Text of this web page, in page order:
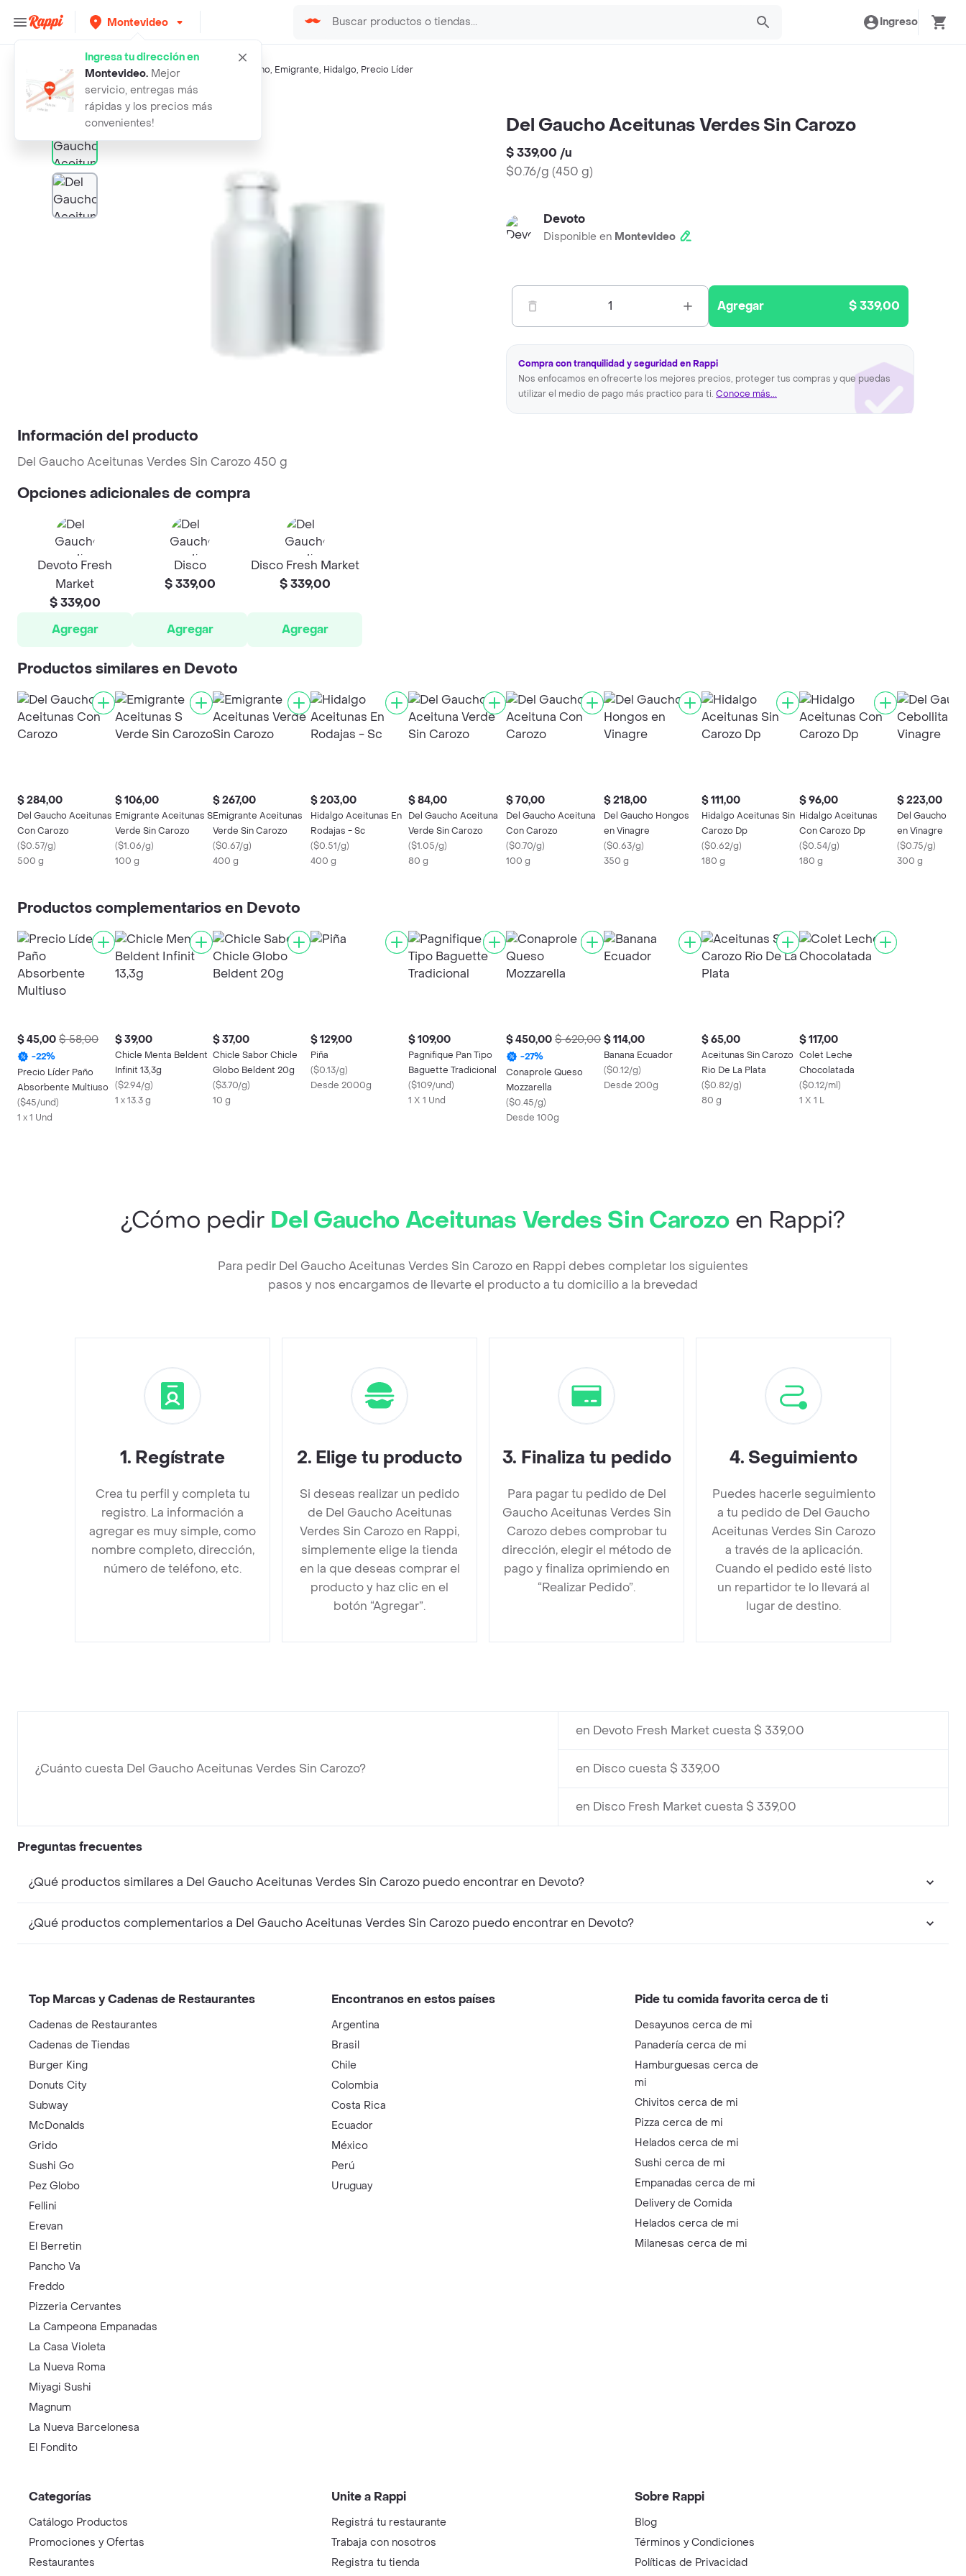
Montevideo
Ingresa tu dirección en
Montevideo. Mejor
servicio, entregas más
rápidas y los precios más
convenientes!
Ingreso
Búsquedas relacionadas:Vegetales enlatadas Del Gaucho, Emigrante, Hidalgo, Precio Líder
Rappi del gaucho aceitunas verdes sin car
Del Gaucho Aceitunas Verdes Sin Carozo
$ 339,00 /u
$0.76/g (450 g)
Devoto
Disponible en Montevideo
1 Agregar $ 339,00
Compra con tranquilidad y seguridad en Rappi
Nos enfocamos en ofrecerte los mejores precios, proteger tus compras y que puedas
utilizar el medio de pago más practico para ti. Conoce más...
Información del producto
Del Gaucho Aceitunas Verdes Sin Carozo 450 g
Opciones adicionales de compra
Devoto Fresh
Market
$ 339,00
Agregar
Disco
$ 339,00
Agregar
Disco Fresh Market
$ 339,00
Agregar
Productos similares en Devoto
$ 284,00
Del Gaucho Aceitunas
Con Carozo
($0.57/g)
500 g
$ 106,00
Emigrante Aceitunas S
Verde Sin Carozo
($1.06/g)
100 g
$ 267,00
Emigrante Aceitunas
Verde Sin Carozo
($0.67/g)
400 g
$ 203,00
Hidalgo Aceitunas En
Rodajas - Sc
($0.51/g)
400 g
$ 84,00
Del Gaucho Aceituna
Verde Sin Carozo
($1.05/g)
80 g
$ 70,00
Del Gaucho Aceituna
Con Carozo
($0.70/g)
100 g
$ 218,00
Del Gaucho Hongos
en Vinagre
($0.63/g)
350 g
$ 111,00
Hidalgo Aceitunas Sin
Carozo Dp
($0.62/g)
180 g
$ 96,00
Hidalgo Aceitunas
Con Carozo Dp
($0.54/g)
180 g
$ 223,00
Del Gaucho
en Vinagre
($0.75/g)
300 g
Productos complementarios en Devoto
$ 45,00 $ 58,00
-22%
Precio Líder Paño
Absorbente Multiuso
($45/und)
1 x 1 Und
$ 39,00
Chicle Menta Beldent
Infinit 13,3g
($2.94/g)
1 x 13.3 g
$ 37,00
Chicle Sabor Chicle
Globo Beldent 20g
($3.70/g)
10 g
$ 129,00
Piña
($0.13/g)
Desde 2000g
$ 109,00
Pagnifique Pan Tipo
Baguette Tradicional
($109/und)
1 X 1 Und
$ 450,00 $ 620,00
-27%
Conaprole Queso
Mozzarella
($0.45/g)
Desde 100g
$ 114,00
Banana Ecuador
($0.12/g)
Desde 200g
$ 65,00
Aceitunas Sin Carozo
Rio De La Plata
($0.82/g)
80 g
$ 117,00
Colet Leche
Chocolatada
($0.12/ml)
1 X 1 L
¿Cómo pedir Del Gaucho Aceitunas Verdes Sin Carozo en Rappi?
Para pedir Del Gaucho Aceitunas Verdes Sin Carozo en Rappi debes completar los siguientes
pasos y nos encargamos de llevarte el producto a tu domicilio a la brevedad
1. Regístrate
Crea tu perfil y completa tu
registro. La información a
agregar es muy simple, como
nombre completo, dirección,
número de teléfono, etc.
2. Elige tu producto
Si deseas realizar un pedido
de Del Gaucho Aceitunas
Verdes Sin Carozo en Rappi,
simplemente elige la tienda
en la que deseas comprar el
producto y haz clic en el
botón “Agregar”.
3. Finaliza tu pedido
Para pagar tu pedido de Del
Gaucho Aceitunas Verdes Sin
Carozo debes comprobar tu
dirección, elegir el método de
pago y finaliza oprimiendo en
“Realizar Pedido”.
4. Seguimiento
Puedes hacerle seguimiento
a tu pedido de Del Gaucho
Aceitunas Verdes Sin Carozo
a través de la aplicación.
Cuando el pedido esté listo
un repartidor te lo llevará al
lugar de destino.
¿Cuánto cuesta Del Gaucho Aceitunas Verdes Sin Carozo?
en Devoto Fresh Market cuesta $ 339,00
en Disco cuesta $ 339,00
en Disco Fresh Market cuesta $ 339,00
Preguntas frecuentes
¿Qué productos similares a Del Gaucho Aceitunas Verdes Sin Carozo puedo encontrar en Devoto?
¿Qué productos complementarios a Del Gaucho Aceitunas Verdes Sin Carozo puedo encontrar en Devoto?
Top Marcas y Cadenas de Restaurantes
Cadenas de Restaurantes
Cadenas de Tiendas
Burger King
Donuts City
Subway
McDonalds
Grido
Sushi Go
Pez Globo
Fellini
Erevan
El Berretin
Pancho Va
Freddo
Pizzeria Cervantes
La Campeona Empanadas
La Casa Violeta
La Nueva Roma
Miyagi Sushi
Magnum
La Nueva Barcelonesa
El Fondito
Encontranos en estos países
Argentina
Brasil
Chile
Colombia
Costa Rica
Ecuador
México
Perú
Uruguay
Pide tu comida favorita cerca de ti
Desayunos cerca de mi
Panadería cerca de mi
Hamburguesas cerca de
mi
Chivitos cerca de mi
Pizza cerca de mi
Helados cerca de mi
Sushi cerca de mi
Empanadas cerca de mi
Delivery de Comida
Helados cerca de mi
Milanesas cerca de mi
Categorías
Catálogo Productos
Promociones y Ofertas
Restaurantes
Unite a Rappi
Registrá tu restaurante
Trabaja con nosotros
Registra tu tienda
Sobre Rappi
Blog
Términos y Condiciones
Políticas de Privacidad